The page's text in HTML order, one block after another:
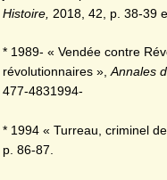
Histoire, 2018, 42, p. 38-39
* 1989- « Vendée contre
révolutionnaires »,Annales
477-4831994-
* 1994 « Turreau, criminel
p. 86-87.